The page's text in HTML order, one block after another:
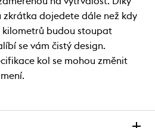
zkrátka dojedete dále než kdy
budou stoupat
se vám čistý design.
kol se mohou změnit